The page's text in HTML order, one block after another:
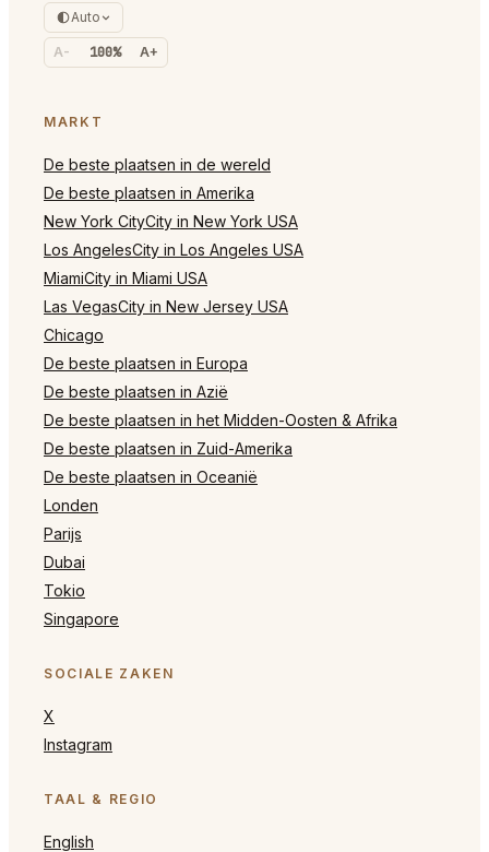
Auto
A- 100% A+
MARKT
De beste plaatsen in de wereld
De beste plaatsen in Amerika
New York CityCity in New York USA
Los AngelesCity in Los Angeles USA
MiamiCity in Miami USA
Las VegasCity in New Jersey USA
Chicago
De beste plaatsen in Europa
De beste plaatsen in Azië
De beste plaatsen in het Midden-Oosten & Afrika
De beste plaatsen in Zuid-Amerika
De beste plaatsen in Oceanië
Londen
Parijs
Dubai
Tokio
Singapore
SOCIALE ZAKEN
X
Instagram
TAAL & REGIO
English